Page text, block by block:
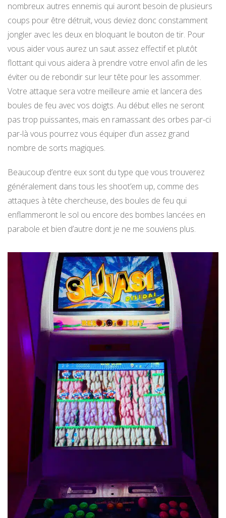
nombreux autres ennemis qui auront besoin de plusieurs
coups pour être détruit, vous deviez donc constamment
jongler avec les deux en bloquant le bouton de tir. Pour
vous aider vous aurez un saut assez effectif et plutôt
flottant qui vous aidera à prendre votre envol afin de les
éviter ou de rebondir sur leur tête pour les assommer.
Votre attaque sera votre meilleure amie et lancera des
boules de feu avec vos doigts. Au début elles ne seront
pas trop puissantes, mais en ramassant des orbes par-ci
par-là vous pourrez vous équiper d’un assez grand
nombre de sorts magiques.
Beaucoup d’entre eux sont du type que vous trouverez
généralement dans tous les shoot’em up, comme des
attaques à tête chercheuse, des boules de feu qui
enflammeront le sol ou encore des bombes lancées en
parabole et bien d’autre dont je ne me souviens plus.